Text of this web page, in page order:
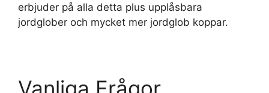
erbjuder på alla detta plus upplåsbara
jordglober och mycket mer jordglob koppar.
Vanliga Frågor